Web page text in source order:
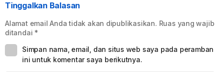
Tinggalkan Balasan
Alamat email Anda tidak akan dipublikasikan. Ruas yang wajib
ditandai *
Simpan nama, email, dan situs web saya pada peramban
ini untuk komentar saya berikutnya.